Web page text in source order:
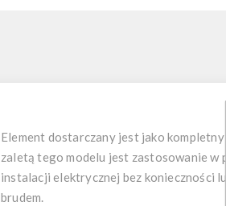
Element dostarczany jest jako
zaletą tego modelu jest zastosowanie w
instalacji elektrycznej bez konieczności
brudem.